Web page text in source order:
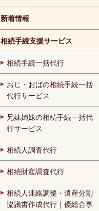
新着情報
相続手続支援サービス
相続手続一括代行
おじ・おばの相続手続一括
代行サービス
兄妹姉妹の相続手続一括代
行サービス
相続人調査代行
相続財産調査代行
相続人連絡調整・遺産分割
協議書作成代行｜優総合事